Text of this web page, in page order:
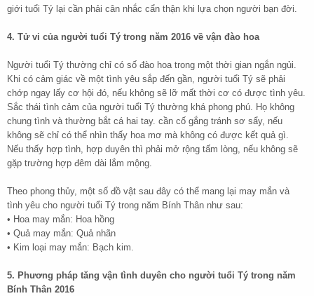
giới tuổi Tý lại cần phải cân nhắc cẩn thận khi lựa chọn người bạn đời.
4. Tử vi của người tuổi Tý trong năm 2016 về vận đào hoa
Người tuổi Tý thường chỉ có số đào hoa trong một thời gian ngắn ngủi.
Khi có cảm giác về một tình yêu sắp đến gần, người tuổi Tý sẽ phải
chớp ngay lấy cơ hội đó, nếu không sẽ lỡ mất thời cơ có được tình yêu.
Sắc thái tình cảm của người tuổi Tý thường khá phong phú. Họ không
chung tình và thường bắt cá hai tay. cần cố gắng tránh sơ sẩy, nếu
không sẽ chỉ có thể nhìn thấy hoa mơ mà không có được kết quả gì.
Nếu thấy hợp tình, hợp duyên thì phải mở rộng tấm lòng, nếu không sẽ
gặp trường hợp đêm dài lắm mộng.
Theo phong thủy, một số đồ vật sau đây có thể mang lại may mắn và
tình yêu cho người tuổi Tý trong năm Bính Thân như sau:
• Hoa may mắn: Hoa hồng
• Quả may mắn: Quả nhãn
• Kim loại may mắn: Bạch kim.
5. Phương pháp tăng vận tình duyên cho người tuổi Tý trong năm
Bính Thân 2016